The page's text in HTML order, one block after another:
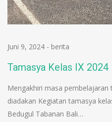
Juni 9, 2024 - berita
Tamasya Kelas IX 2024
Mengakhiri masa
diadakan Kegiatan tamasya
Bedugul Tabanan Bali…